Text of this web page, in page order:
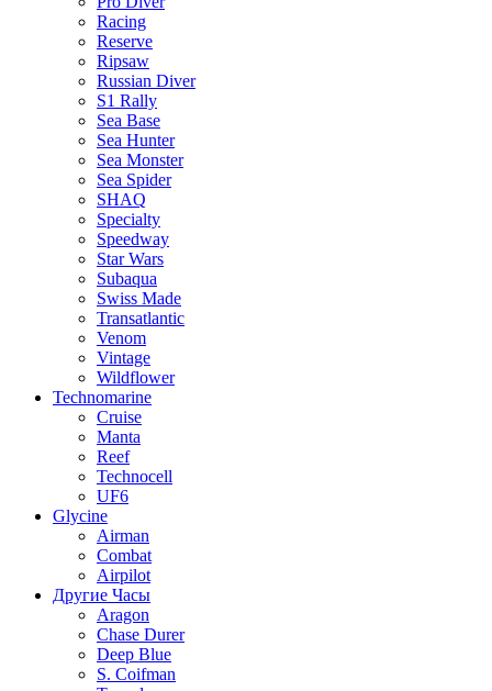
Racing
Reserve
Ripsaw
Russian Diver
S1 Rally
Sea Base
Sea Hunter
Sea Monster
Sea Spider
SHAQ
Specialty
Speedway
Star Wars
Subaqua
Swiss Made
Transatlantic
Venom
Vintage
Wildflower
Technomarine
Cruise
Manta
Reef
Technocell
UF6
Glycine
Airman
Combat
Airpilot
Другие Часы
Aragon
Chase Durer
Deep Blue
S. Coifman